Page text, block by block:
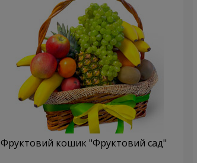
Фруктовий кошик "Фруктовий сад"